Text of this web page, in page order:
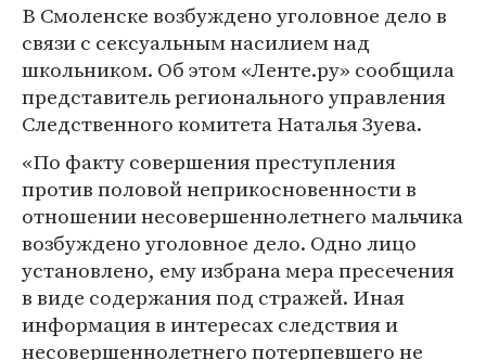
В Смоленске возбуждено уголовное дело в
связи с сексуальным насилием над
школьником. Об этом «Ленте.ру» сообщила
представитель регионального управления
Следственного комитета Наталья Зуева.
«По факту совершения преступления
против половой неприкосновенности в
отношении несовершеннолетнего мальчика
возбуждено уголовное дело. Одно лицо
установлено, ему избрана мера пресечения
в виде содержания под стражей. Иная
информация в интересах следствия и
несовершеннолетнего потерпевшего не